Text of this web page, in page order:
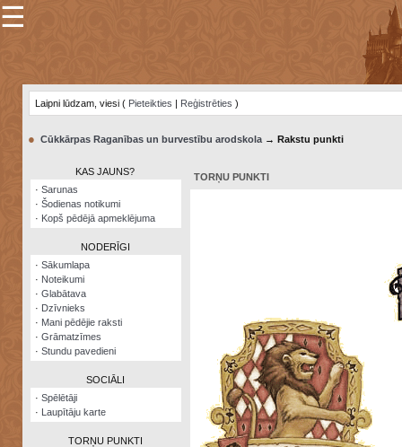
×
Šodienas
notikumi
Visatcera
almanahs
Arhīvs
☰
Laipni lūdzam, viesi ( Pieteikties | Reģistrēties )
● Cūkkārpas Raganības un burvestību arodskola → Rakstu punkti
KAS JAUNS?
·Sarunas
·Šodienas notikumi
· Kopš pēdējā apmeklējuma
NODERĪGI
·Sākumlapa
· Noteikumi
·Glabātava
· Dzīvnieks
· Mani pēdējie raksti
·Grāmatzīmes
·Stundu pavedieni
SOCIĀLI
·Spēlētāji
· Laupītāju karte
TORŅU PUNKTI
TORŅU PUNKTI